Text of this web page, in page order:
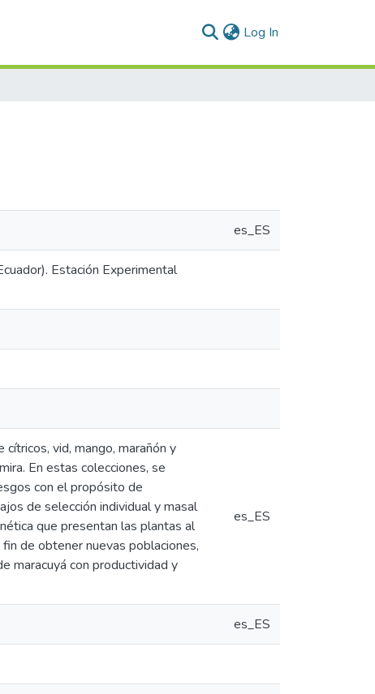
Log In
es_ES
Estación Experimental
vid, mango, marañón y
En estas colecciones, se
con el propósito de
de selección individual y masal
que presentan las plantas al
de obtener nuevas poblaciones,
maracuyá con productividad y
es_ES
es_ES